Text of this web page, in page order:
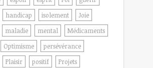
handicap isolement
Joie
maladie mental
Médicaments
Optimisme
persévérance
Plaisir positif
Projets